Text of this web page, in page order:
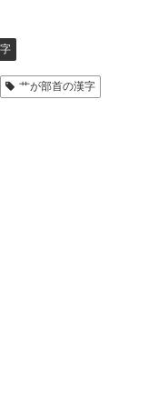
艹が部首の漢字